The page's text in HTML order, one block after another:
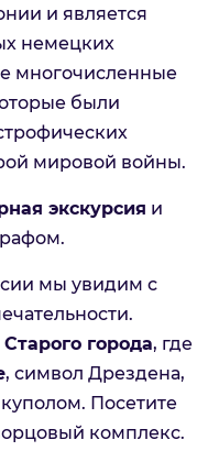
и является
немецких
многочисленные
были
мировой войны.
экскурсия и
мы увидим с
Старого города, где
, символ Дрездена,
Посетите
комплекс.